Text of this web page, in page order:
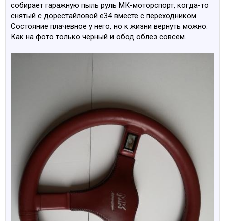
собирает гаражную пыль руль МК-моторспорт, когда-то
снятый с дорестайловой е34 вместе с переходником.
Состояние плачевное у него, но к жизни вернуть можно.
Как на фото только чёрный и обод облез совсем.